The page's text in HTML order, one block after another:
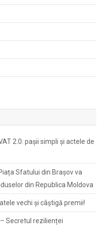
2.0: pașii simpli și actele de
Sfatului din Brașov va
din Republica Moldova
vechi și câștigă premii!
Secretul rezilienței